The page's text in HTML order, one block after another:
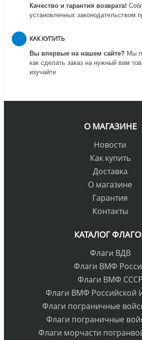
Качество и гарантия возврата!
установленных законодательством
КАК КУПИТЬ
Вы впервые на нашем сайте? Мы
как сделать заказ на нужный вам
изучайте
О МАГАЗИНЕ
Новости
Как купить
Доставка
О магазине
Гарантия
Контакты
КАТАЛОГ
Флаги ВДВ
Флаги ВМФ
Флаги ВМФ СССР
Флаги ВМФ Российской
Флаги пограничные
Флаги пограничные
Флаги морчасти